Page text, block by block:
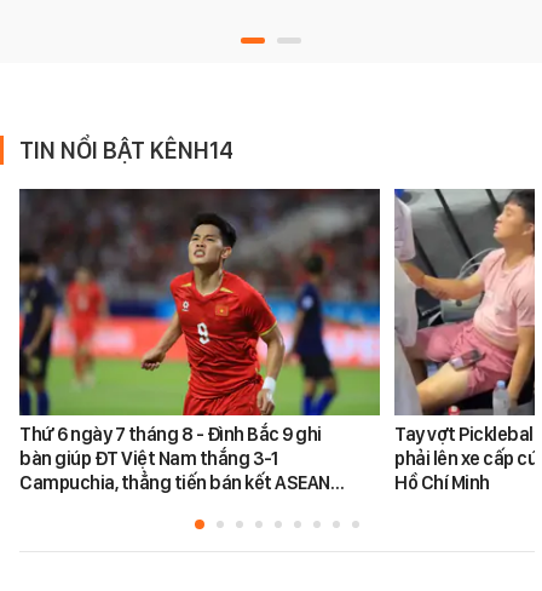
TIN NỔI BẬT KÊNH14
Thứ 6 ngày 7 tháng 8 - Đình Bắc 9 ghi
bàn giúp ĐT Việt Nam thắng 3-1
Campuchia, thẳng tiến bán kết ASEAN…
Tay vợt
phải lên xe cấp
Hồ Chí Minh